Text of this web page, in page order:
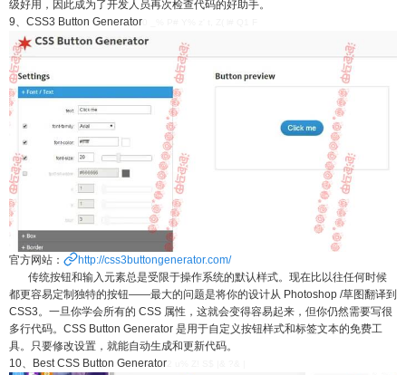
级好用，因此成为了开发人员再次检查代码的好助手。
9、CSS3 Button Generator
官方网站：
http://css3buttongenerator.com/
传统按钮和输入元素总是受限于操作系统的默认样式。现在比以往任何时候
都更容易定制独特的按钮——最大的问题是将你的设计从 Photoshop /草图翻译到
CSS3。一旦你学会所有的 CSS 属性，这就会变得容易起来，但你仍然需要写很
多行代码。CSS Button Generator 是用于自定义按钮样式和标签文本的免费工
具。只要修改设置，就能自动生成和更新代码。
10、Best CSS Button Generator